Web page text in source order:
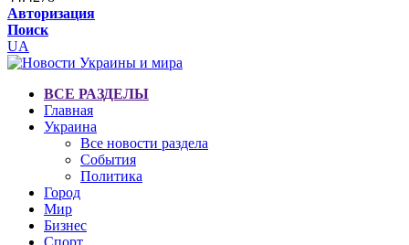
Авторизация
Поиск
UA
ВСЕ РАЗДЕЛЫ
Главная
Украина
Все новости раздела
События
Политика
Город
Мир
Бизнес
Спорт